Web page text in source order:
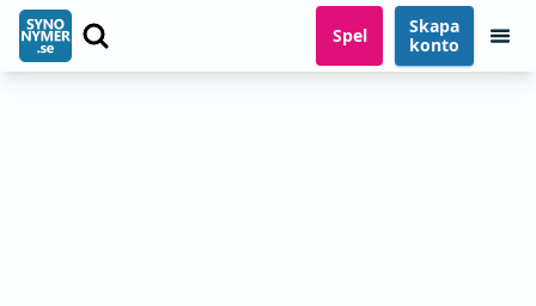
Spel
Skapa
konto